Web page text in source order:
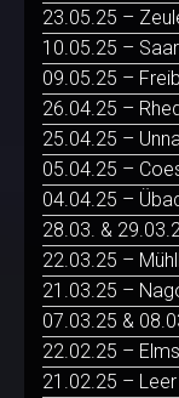
23.05.25 –
10.05.25 –
09.05.25 –
26.04.25 –
25.04.25 –
05.04.25 –
04.04.25 –
28.03. &
22.03.25 –
21.03.25 –
07.03.25 &
22.02.25 –
21.02.25 – Leer